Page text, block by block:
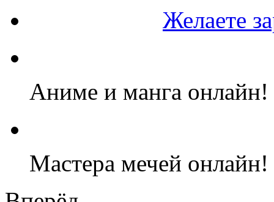
Желаете
Аниме и манга онлайн!
Мастера мечей онлайн!